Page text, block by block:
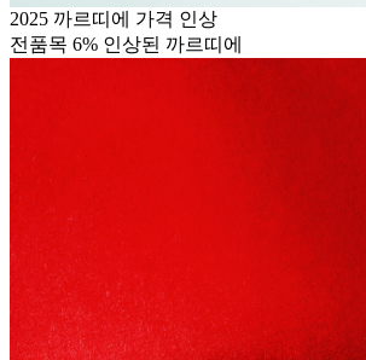
2025 까르띠에 가격 인상
전품목 6% 인상된 까르띠에